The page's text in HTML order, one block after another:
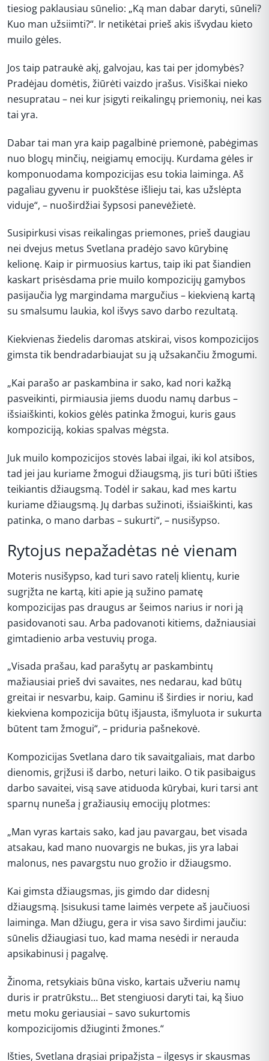
tiesiog paklausiau sūnelio: „Ką man dabar daryti, sūneli?
Kuo man užsiimti?“. Ir netikėtai prieš akis išvydau kieto
muilo gėles.
Jos taip patraukė akį, galvojau, kas tai per įdomybės?
Pradėjau domėtis, žiūrėti vaizdo įrašus. Visiškai nieko
nesupratau – nei kur įsigyti reikalingų priemonių, nei kas
tai yra.
Dabar tai man yra kaip pagalbinė priemonė, pabėgimas
nuo blogų minčių, neigiamų emocijų. Kurdama gėles ir
komponuodama kompozicijas esu tokia laiminga. Aš
pagaliau gyvenu ir puokštėse išlieju tai, kas užslėpta
viduje“, – nuoširdžiai šypsosi panevėžietė.
Susipirkusi visas reikalingas priemones, prieš daugiau
nei dvejus metus Svetlana pradėjo savo kūrybinę
kelionę. Kaip ir pirmuosius kartus, taip iki pat šiandien
kaskart prisėsdama prie muilo kompozicijų gamybos
pasijaučia lyg margindama margučius – kiekvieną kartą
su smalsumu laukia, kol išvys savo darbo rezultatą.
Kiekvienas žiedelis daromas atskirai, visos kompozicijos
gimsta tik bendradarbiaujat su ją užsakančiu žmogumi.
„Kai parašo ar paskambina ir sako, kad nori kažką
pasveikinti, pirmiausia jiems duodu namų darbus –
išsiaiškinti, kokios gėlės patinka žmogui, kuris gaus
kompoziciją, kokias spalvas mėgsta.
Juk muilo kompozicijos stovės labai ilgai, iki kol atsibos,
tad jei jau kuriame žmogui džiaugsmą, jis turi būti išties
teikiantis džiaugsmą. Todėl ir sakau, kad mes kartu
kuriame džiaugsmą. Jų darbas sužinoti, išsiaiškinti, kas
patinka, o mano darbas – sukurti“, – nusišypso.
Rytojus nepažadėtas nė vienam
Moteris nusišypso, kad turi savo ratelį klientų, kurie
sugrįžta ne kartą, kiti apie ją sužino pamatę
kompozicijas pas draugus ar šeimos narius ir nori ją
pasidovanoti sau. Arba padovanoti kitiems, dažniausiai
gimtadienio arba vestuvių proga.
„Visada prašau, kad parašytų ar paskambintų
mažiausiai prieš dvi savaites, nes nedarau, kad būtų
greitai ir nesvarbu, kaip. Gaminu iš širdies ir noriu, kad
kiekviena kompozicija būtų išjausta, išmyluota ir sukurta
būtent tam žmogui“, – priduria pašnekovė.
Kompozicijas Svetlana daro tik savaitgaliais, mat darbo
dienomis, grįžusi iš darbo, neturi laiko. O tik pasibaigus
darbo savaitei, visą save atiduoda kūrybai, kuri tarsi ant
sparnų nuneša į gražiausių emocijų plotmes:
„Man vyras kartais sako, kad jau pavargau, bet visada
atsakau, kad mano nuovargis ne bukas, jis yra labai
malonus, nes pavargstu nuo grožio ir džiaugsmo.
Kai gimsta džiaugsmas, jis gimdo dar didesnį
džiaugsmą. Įsisukusi tame laimės verpete aš jaučiuosi
laiminga. Man džiugu, gera ir visa savo širdimi jaučiu:
sūnelis džiaugiasi tuo, kad mama nesėdi ir nerauda
apsikabinusi į pagalvę.
Žinoma, retsykiais būna visko, kartais užveriu namų
duris ir pratrūkstu… Bet stengiuosi daryti tai, ką šiuo
metu moku geriausiai – savo sukurtomis
kompozicijomis džiuginti žmones.“
Išties, Svetlana drąsiai pripažįsta – ilgesys ir skausmas